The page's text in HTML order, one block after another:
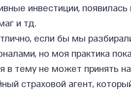
инвестиции,
и тд.
если бы мы
но моя практика
в тему не может принять
страховой агент,